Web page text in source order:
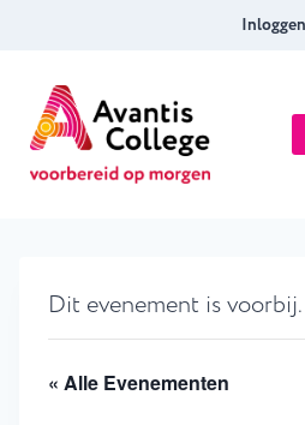
inhoud
Inloggen
Dit evenement is voorbij.
« Alle Evenementen